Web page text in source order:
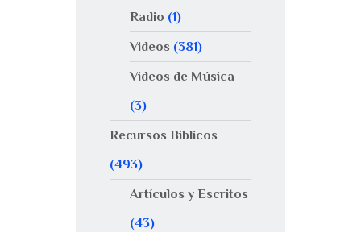
Radio (1)
Videos (381)
Videos de Música
(3)
Recursos Bíblicos
(493)
Artículos y Escritos
(43)